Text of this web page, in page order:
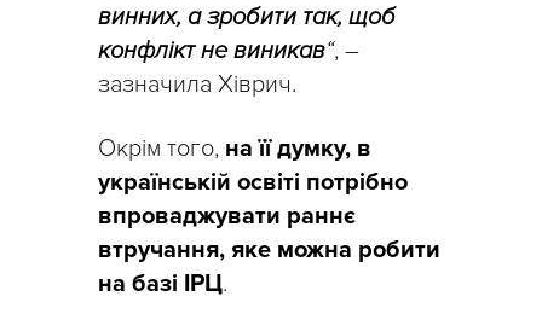
винних, а зробити так, щоб
конфлікт не виникав“, –
зазначила Хіврич.
Окрім того, на її думку, в
українській освіті потрібно
впроваджувати раннє
втручання, яке можна робити
на базі ІРЦ.